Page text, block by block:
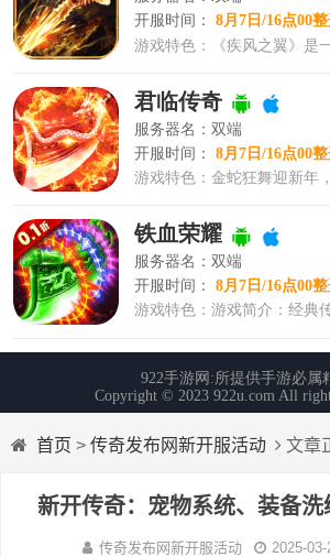
首页 > 传奇发布网新开服活动 文章
新开传奇：宠物系统、装备
传奇发布网新开服活动 2025-